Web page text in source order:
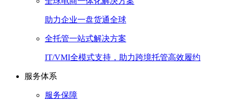
助力企业一盘货通全球
全托管一站式解决方案
IT/VMI全模式支持，助力跨境托管高效履约
服务体系
服务保障